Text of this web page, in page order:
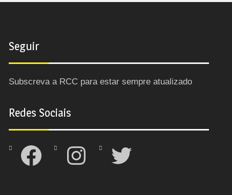
Seguir
Subscreva a RCC para estar sempre atualizado
Redes Sociais
Facebook Instagram Twitter